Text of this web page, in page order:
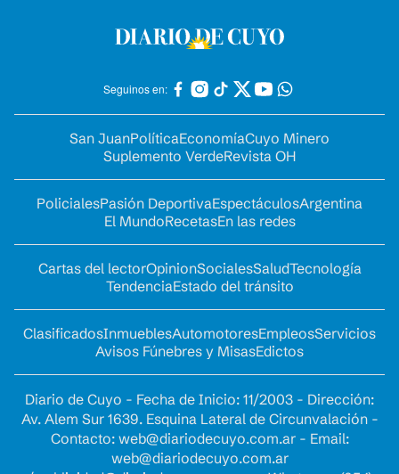
Seguinos en:
San JuanPolíticaEconomíaCuyo Minero
Suplemento VerdeRevista OH
PolicialesPasión DeportivaEspectáculosArgentina
El MundoRecetasEn las redes
Cartas del lectorOpinionSocialesSaludTecnología
TendenciaEstado del tránsito
ClasificadosInmueblesAutomotoresEmpleosServicios
Avisos Fúnebres y MisasEdictos
Diario de Cuyo - Fecha de Inicio: 11/2003 - Dirección:
Av. Alem Sur 1639. Esquina Lateral de Circunvalación -
Contacto: web@diariodecuyo.com.ar- Email:
web@diariodecuyo.com.ar